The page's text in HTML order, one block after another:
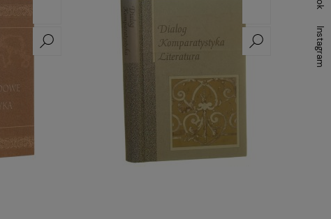
Instagram